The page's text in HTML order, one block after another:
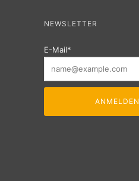
NEWSLETTER
E-Mail*
ANMELDEN